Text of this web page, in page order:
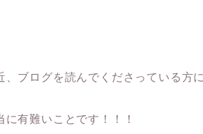
、ブログを読んでくださっている方
に有難いことです！！！